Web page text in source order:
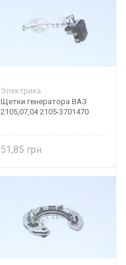
Электрика
Щетки генератора ВАЗ
2105,07,04 2105-3701470
51,85